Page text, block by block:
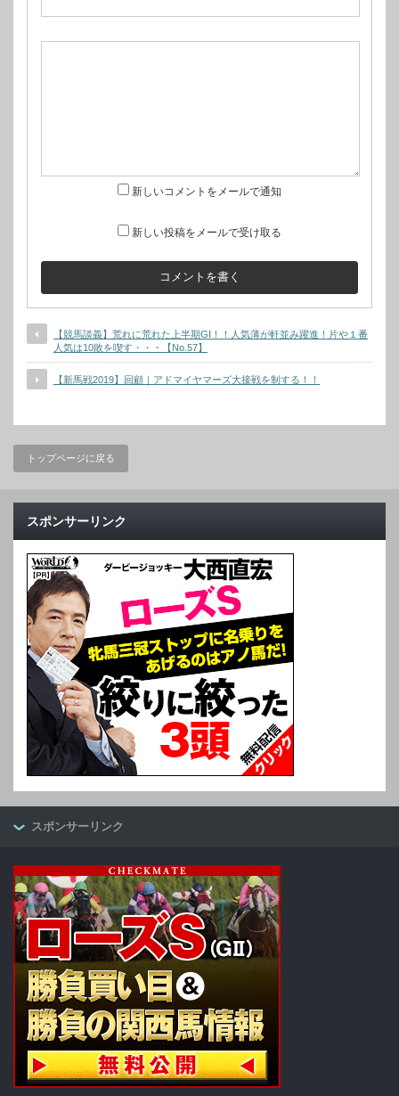
新しいコメントをメールで通知
新しい投稿をメールで受け取る
【競馬談義】荒れに荒れた上半期GⅠ！！人気薄が軒並み躍進！片や１番
人気は10敗を喫す・・・【No.57】
【新馬戦2019】回顧｜アドマイヤマーズ大接戦を制する！！
トップページに戻る
スポンサーリンク
スポンサーリンク